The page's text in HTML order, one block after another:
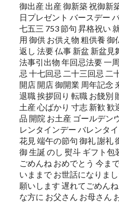
御出産 出産 御新築 祝御新
日プレゼント バースデー
七五三 753 節句 昇格祝い
用 御供 お供え物 粗供養
返し 法要 仏事 新盆 新盆見
法事引出物 年回忌法要 一
忌 十七回忌 二十三回忌 二
開店 開店 御開業 周年記念
退職 挨拶回り 転職 お餞別
土産 心ばかり 寸志 新歓 歓
品 開院 お土産 ゴールデン
レンタインデー バレンタ
花見 端午の節句 御礼 謝礼
御 生誕 のし 熨斗 ギフト包
ごめんね おめでとう 今ま
いままで お世話になりま
願いします 遅れてごめん
な方に お父さん お母さん